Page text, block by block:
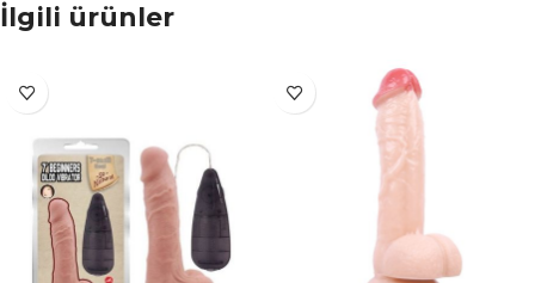
İlgili ürünler